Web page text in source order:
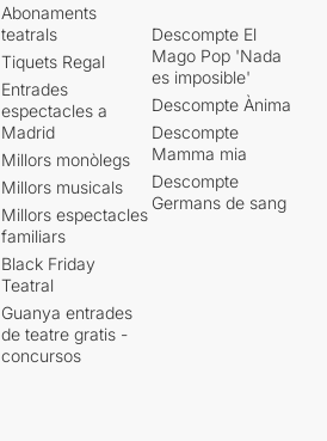
Abonaments
teatrals
Tiquets Regal
Entrades
espectacles a
Madrid
Millors monòlegs
Millors musicals
Millors espectacles
familiars
Black Friday
Teatral
Guanya entrades
de teatre gratis -
concursos
Descompte El
Mago Pop 'Nada
es imposible'
Descompte Ànima
Descompte
Mamma mia
Descompte
Germans de sang